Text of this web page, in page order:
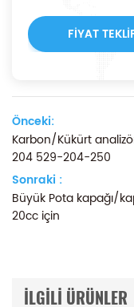
FIYAT
Önceki:
Karbon/Kükürt
204 529-204-250
Sonraki :
Büyük Pota kapağı/
20cc için
ILGILI ÜRÜNLER